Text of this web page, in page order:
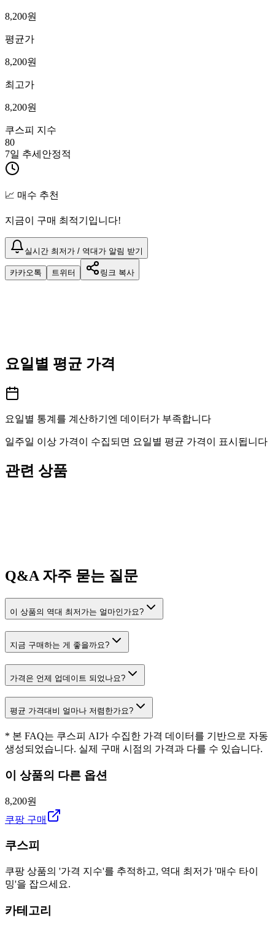
8,200원
평균가
8,200원
최고가
8,200원
쿠스피 지수
80
7일 추세 안정적
📈 매수 추천
지금이 구매 최적기입니다!
실시간 최저가 / 역대가 알림 받기
카카오톡 트위터 링크 복사
요일별 평균 가격
요일별 통계를 계산하기엔 데이터가 부족합니다
일주일 이상 가격이 수집되면 요일별 평균 가격이 표시됩니다
관련 상품
Q&A자주 묻는 질문
이 상품의 역대 최저가는 얼마인가요?
지금 구매하는 게 좋을까요?
가격은 언제 업데이트 되었나요?
평균 가격대비 얼마나 저렴한가요?
* 본 FAQ는 쿠스피 AI가 수집한 가격 데이터를 기반으로 자동
생성되었습니다. 실제 구매 시점의 가격과 다를 수 있습니다.
이 상품의 다른 옵션
8,200원
쿠팡 구매
쿠스피
쿠팡 상품의 '가격 지수'를 추적하고, 역대 최저가 '매수 타이
밍'을 잡으세요.
카테고리